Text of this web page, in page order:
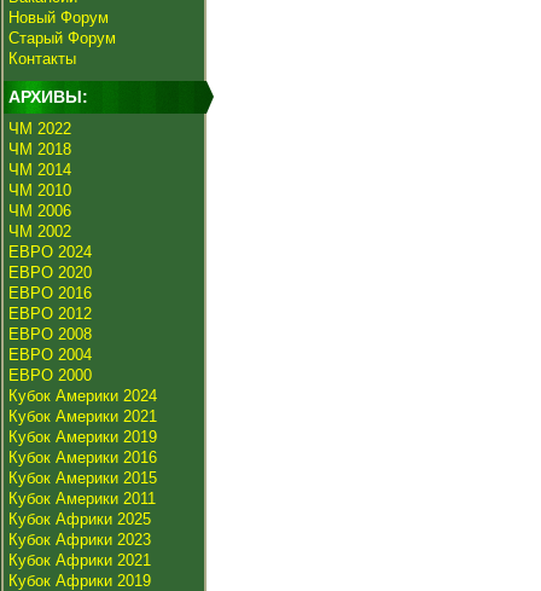
Новый Форум
Старый Форум
Контакты
АРХИВЫ:
ЧМ 2022
ЧМ 2018
ЧМ 2014
ЧМ 2010
ЧМ 2006
ЧМ 2002
ЕВРО 2024
ЕВРО 2020
ЕВРО 2016
ЕВРО 2012
ЕВРО 2008
ЕВРО 2004
ЕВРО 2000
Кубок Америки 2024
Кубок Америки 2021
Кубок Америки 2019
Кубок Америки 2016
Кубок Америки 2015
Кубок Америки 2011
Кубок Африки 2025
Кубок Африки 2023
Кубок Африки 2021
Кубок Африки 2019